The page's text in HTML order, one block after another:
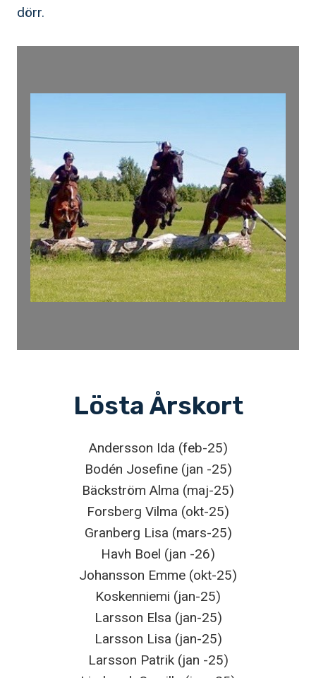
dörr.
Lösta Årskort
Andersson Ida (feb-25)
Bodén Josefine (jan -25)
Bäckström Alma (maj-25)
Forsberg Vilma (okt-25)
Granberg Lisa (mars-25)
Havh Boel (jan -26)
Johansson Emme (okt-25)
Koskenniemi (jan-25)
Larsson Elsa (jan-25)
Larsson Lisa (jan-25)
Larsson Patrik (jan -25)